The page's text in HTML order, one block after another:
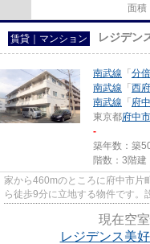
面積
賃貸｜マンション レジデン
南武線 「 分
南武線 「 西府
南武線 「 府
東京都府中市
-
築年数：築
階数：3階建
家から460mのところに府中市片
ら徒歩9分に立地する物件です。
現在空
レジデンス美